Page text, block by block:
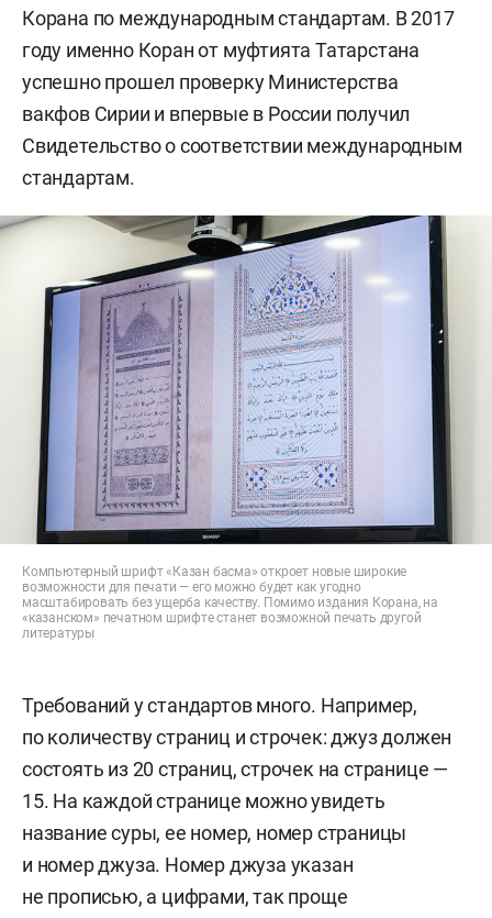
Корана по международным стандартам. В 2017
году именно Коран от муфтията Татарстана
успешно прошел проверку Министерства
вакфов Сирии и впервые в России получил
Свидетельство о соответствии международным
стандартам.
Компьютерный шрифт «Казан басма» откроет новые широкие
возможности для печати — его можно будет как угодно
масштабировать без ущерба качеству. Помимо издания Корана, на
«казанском» печатном шрифте станет возможной печать другой
литературы
Требований у стандартов много. Например,
по количеству страниц и строчек: джуз должен
состоять из 20 страниц, строчек на странице —
15. На каждой странице можно увидеть
название суры, ее номер, номер страницы
и номер джуза. Номер джуза указан
не прописью, а цифрами, так проще